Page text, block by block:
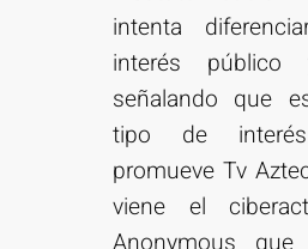
intenta
interés público
señalando que
tipo de
promueve Tv
viene el